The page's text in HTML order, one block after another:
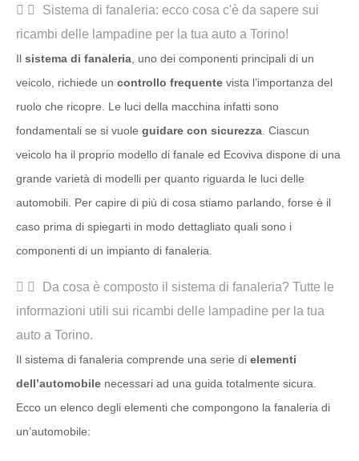
Sistema di fanaleria: ecco cosa c'è da sapere sui
ricambi delle lampadine per la tua auto a Torino!
Il sistema di fanaleria , uno dei componenti principali di un
veicolo, richiede un controllo frequente vista l’importanza del
ruolo che ricopre. Le luci della macchina infatti sono
fondamentali se si vuole guidare con sicurezza . Ciascun
veicolo ha il proprio modello di fanale ed Ecoviva dispone di una
grande varietà di modelli per quanto riguarda le luci delle
automobili. Per capire di più di cosa stiamo parlando, forse è il
caso prima di spiegarti in modo dettagliato quali sono i
componenti di un impianto di fanaleria.
Da cosa è composto il sistema di fanaleria? Tutte le
informazioni utili sui ricambi delle lampadine per la tua
auto a Torino.
Il sistema di fanaleria comprende una serie di elementi
dell’automobile necessari ad una guida totalmente sicura.
Ecco un elenco degli elementi che compongono la fanaleria di
un’automobile: